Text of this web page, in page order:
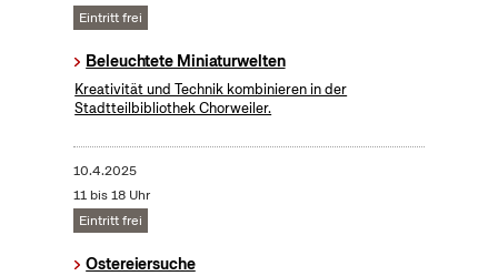
Eintritt frei
Beleuchtete Miniaturwelten
Kreativität und Technik kombinieren in der
Stadtteilbibliothek Chorweiler.
10.4.2025
11 bis 18 Uhr
Eintritt frei
Ostereiersuche